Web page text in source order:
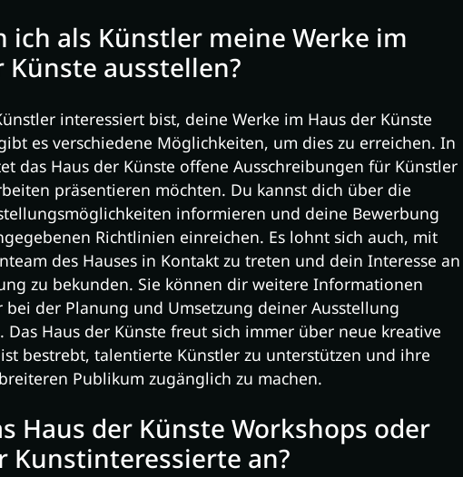
ich als Künstler meine Werke im
Künste ausstellen?
interessiert bist, deine Werke im Haus der Künste
es verschiedene Möglichkeiten, um dies zu erreichen. In
das Haus der Künste offene Ausschreibungen für Künstler
präsentieren möchten. Du kannst dich über die
informieren und deine Bewerbung
Richtlinien einreichen. Es lohnt sich auch, mit
des Hauses in Kontakt zu treten und dein Interesse an
zu bekunden. Sie können dir weitere Informationen
der Planung und Umsetzung deiner Ausstellung
Das Haus der Künste freut sich immer über neue kreative
bestrebt, talentierte Künstler zu unterstützen und ihre
Publikum zugänglich zu machen.
Haus der Künste Workshops oder
Kunstinteressierte an?